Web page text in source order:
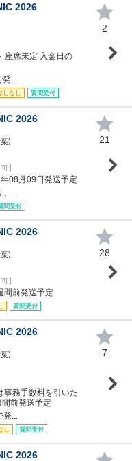
2026
座席未定 入金日の
発...
しなし 質問受付
2
2026
)
】
08月09日発送予定
、...
問受付
21
2026
)
】
間前発送予定
質問受付
28
2026
)
務手数料を引いた
前発送予定
発...
し 質問受付
7
2026